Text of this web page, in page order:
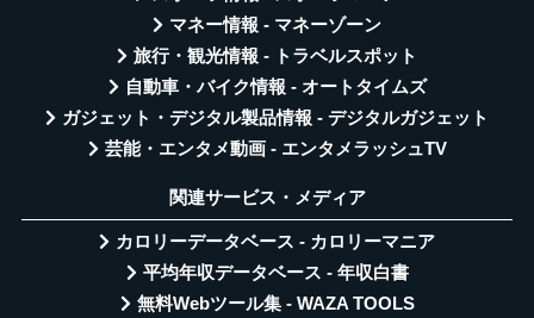
マネー情報 - マネーゾーン
旅行・観光情報 - トラベルスポット
自動車・バイク情報 - オートタイムズ
ガジェット・デジタル製品情報 - デジタルガジェット
芸能・エンタメ動画 - エンタメラッシュTV
関連サービス・メディア
カロリーデータベース - カロリーマニア
平均年収データベース - 年収白書
無料Webツール集 - WAZA TOOLS